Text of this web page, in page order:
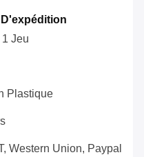
1 Jeu
Plastique
Western Union, Paypal